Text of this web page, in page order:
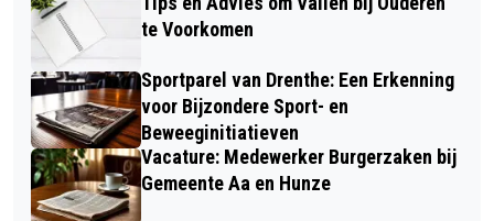
te Voorkomen
Sportparel van Drenthe: Een Erkenning
voor Bijzondere Sport- en
Beweeginitiatieven
Vacature: Medewerker Burgerzaken bij
Gemeente Aa en Hunze